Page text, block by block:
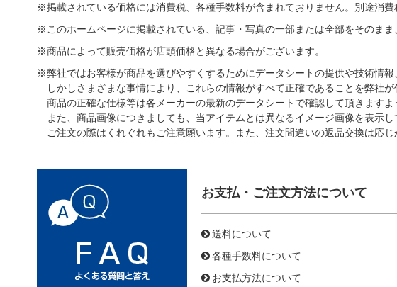
※掲載されている価格には消費税、各種手数料が含まれておりません。別途消
※このホームページに掲載されている、記事・写真の一部または全部をそのま
※商品によって販売価格が店頭価格と異なる場合がございます。
※弊社ではお客様が商品を選びやすくするためにデータシートの提供や技術情報
しかしさまざまな事情により、これらの情報がすべて正確であることを弊社が
商品の正確な仕様等は各メーカーの最新のデータシートで確認して頂きますよ
また、商品画像につきましても、当アイテムとは異なるイメージ画像を表示し
ご注文の際はくれぐれもご注意願います。また、注文間違いの返品交換は応じ
お支払・ご注文方法について
送料について
各種手数料について
お支払方法について